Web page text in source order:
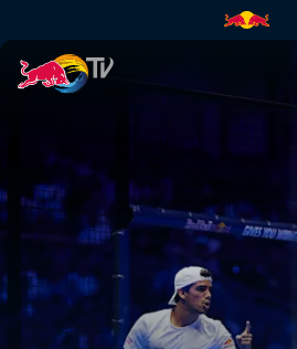
Madrid P1